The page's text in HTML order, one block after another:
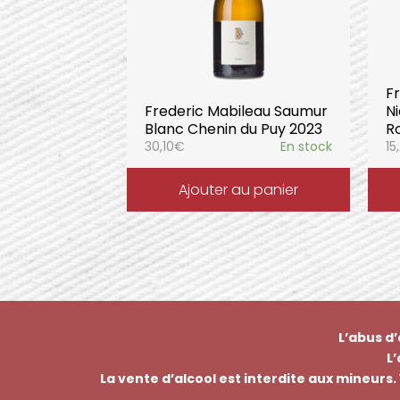
Frederic Mabileau Saumur
Blanc Chenin du Puy 2023
30,10€ En stock
Ajouter au panier
L’abus
La vente d’alcool est interdite aux